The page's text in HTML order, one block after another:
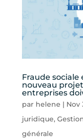
Fraude sociale
nouveau
entreprises
par helene | Nov
juridique,
générale